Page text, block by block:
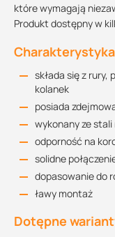
które wymagają
Produkt dostępny w
składa się z rury,
kolanek
posiada
wykonany ze stali
odporność na
solidne
dopasowanie do
ławy montaż
Dotępne